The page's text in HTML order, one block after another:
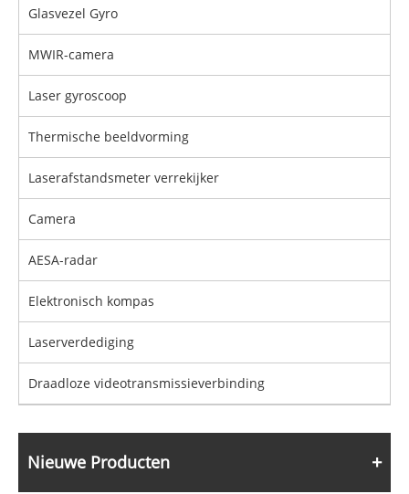
Glasvezel Gyro
MWIR-camera
Laser gyroscoop
Thermische beeldvorming
Laserafstandsmeter verrekijker
Camera
AESA-radar
Elektronisch kompas
Laserverdediging
Draadloze videotransmissieverbinding
Nieuwe Producten